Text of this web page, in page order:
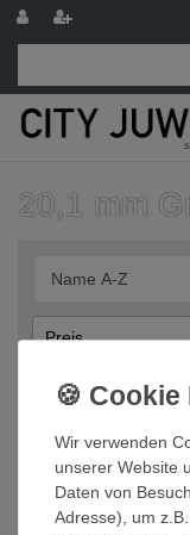
20,1 mm
Preis
Wichtige
Wir verwenden
unserer Website
Daten von
Adresse), um